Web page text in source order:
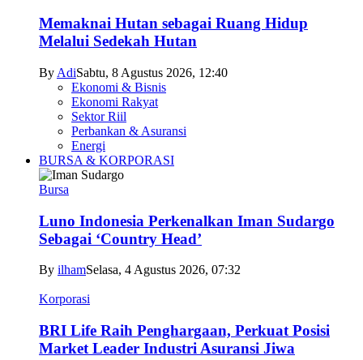
Memaknai Hutan sebagai Ruang Hidup
Melalui Sedekah Hutan
By AdiSabtu, 8 Agustus 2026, 12:40
Ekonomi & Bisnis
Ekonomi Rakyat
Sektor Riil
Perbankan & Asuransi
Energi
BURSA & KORPORASI
Bursa
Luno Indonesia Perkenalkan Iman Sudargo
Sebagai ‘Country Head’
By ilhamSelasa, 4 Agustus 2026, 07:32
Korporasi
BRI Life Raih Penghargaan, Perkuat Posisi
Market Leader Industri Asuransi Jiwa